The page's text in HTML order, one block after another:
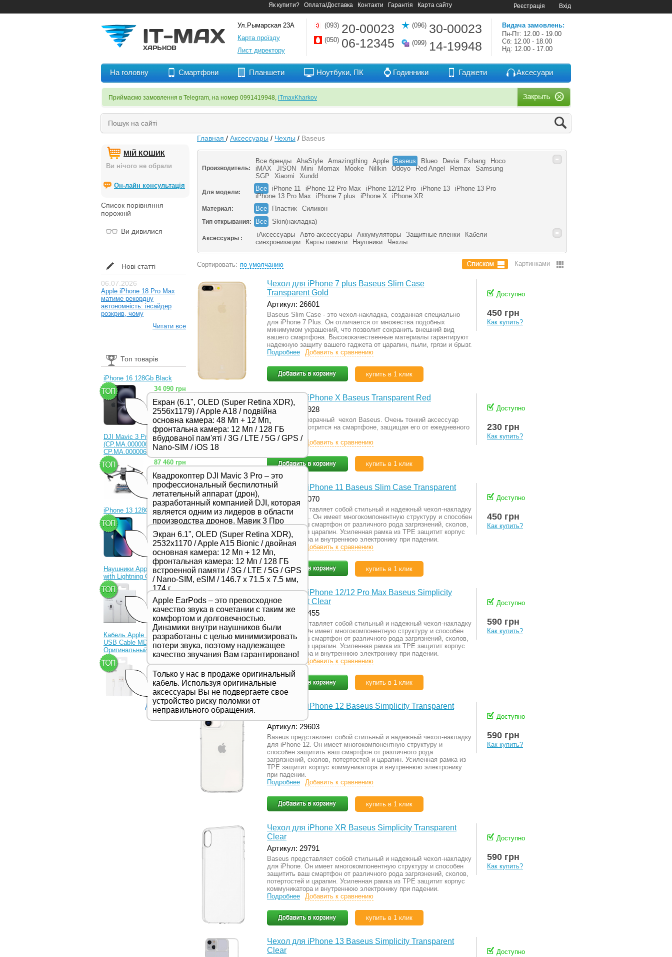
Як купити? Оплата/Доставка Контакти Гарантія Карта сайту Реєстрація Вхід
Ул.Рымарская 23А
Карта проїзду
Лист директору
(093) 20-00023
(050) 06-12345
(096) 30-00023
(099) 14-19948
Видача замовлень:
Пн-Пт: 12.00 - 19.00
Сб: 12.00 - 18.00
Нд: 12.00 - 17.00
На головну Смартфони Планшети Ноутбуки, ПК Годинники Гаджети Аксесуари
Приймаємо замовлення в Telegram, на номер 0991419948, iTmaxKharkov
МІЙ КОШИК
Ви нічого не обрали
Он-лайн консультація
Список порівняння
порожній
Ви дивилися
Нові статті
06.07.2026
Apple iPhone 18 Pro Max
матиме рекордну
автономність: інсайдер
розкрив, чому
Читати все
Топ товарів
iPhone 16 128Gb Black
Екран (6.1", OLED (Super Retina XDR),
2556x1179) / Apple A18 / подвійна
основна камера: 48 Мп + 12 Мп,
фронтальна камера: 12 Мп / 128 ГБ
вбудованої пам'яті / 3G / LTE / 5G / GPS /
Nano-SIM / iOS 18
34 090 грн
DJI Mavic 3 Pro (RC)
(CP.MA.00000654.01,
CP.MA.00000656.01)
Квадрокоптер DJI Mavic 3 Pro – это
профессиональный беспилотный
летательный аппарат (дрон),
разработанный компанией DJI, которая
является одним из лидеров в области
производства дронов. Мавик 3 Про
представляет собой новейшую модель
в серии Mavic и отличается высоким
качеством съемки, продвинутыми
функциями и улучшенной
производительностью,
предназначенной для
профессиональных фотографов и
видеооператоров.
87 460 грн
iPhone 13 128Gb Blue
Экран 6.1", OLED (Super Retina XDR),
2532x1170 / Apple A15 Bionic / двойная
основная камера: 12 Мп + 12 Мп,
фронтальная камера: 12 Мп / 128 ГБ
встроенной памяти / 3G / LTE / 5G / GPS
/ Nano-SIM, eSIM / 146.7 х 71.5 х 7.5 мм,
174 г
23 330 грн
Наушники Apple EarPods
with Lightning Connector
Apple EarPods – это превосходное
качество звука в сочетании с таким же
комфортом и долговечностью.
Динамики внутри наушников были
разработаны с целью минимизировать
потери звука, поэтому надлежащее
качество звучания Вам гарантировано!
1 350 грн
Кабель Apple Lightning to
USB Cable MD818ZM
Оригинальный!
Только у нас в продаже оригинальный
кабель. Используя оригинальные
аксессуары Вы не подвергаете свое
устройство риску поломки от
неправильного обращения.
Дивитись все
Главная / Аксессуары / Чехлы / Baseus
Производитель:
Все бренды AhaStyle Amazingthing Apple Baseus Blueo Devia Fshang
Hoco
iMAX
JISON Mini Momax Mooke Nillkin Odoyo Red Angel Remax
Samsung
SGP
Xiaomi Xundd
Для модели: Все iPhone 11 iPhone 12 Pro Max iPhone 12/12 Pro iPhone 13
iPhone 13 Pro
iPhone 13 Pro Max
iPhone 7 plus iPhone X iPhone XR
Материал: Все Пластик Силикон
Тип открывания: Все Skin(накладка)
Аксессуары : iАксессуары Авто-аксессуары Аккумуляторы Защитные пленки
Кабели
синхронизации
Карты памяти Наушники Чехлы
Сортировать: по умолчанию
Чехол для iPhone 7 plus Baseus Slim Case
Transparent Gold
Артикул: 26601
Baseus Slim Case - это чехол-накладка, созданная специально
для iPhone 7 Plus. Он отличается от множества подобных
минимумом украшений, что позволит сохранить внешний вид
вашего смартфона. Высококачественные материалы гарантируют
надежную защиту вашего гаджета от царапин, пыли, грязи и брызг.
Подробнее
Добавить к сравнению
купить в 1 клик
Доступно
450 грн
Как купить?
Чехол для iPhone X Baseus Transparent Red
Артикул: 26928
Стильный прозрачный чехол Baseus. Очень тонкий аксессуар
прекрасно смотрится на смартфоне, защищая его от ежедневного
износа.
Подробнее
Добавить к сравнению
купить в 1 клик
Доступно
230 грн
Как купить?
Чехол для iPhone 11 Baseus Slim Case Transparent
Артикул: 29070
Baseus представляет собой стильный и надежный чехол-накладку
для iPhone 11. Он имеет многокомпонентную структуру и способен
защитить ваш смартфон от различного рода загрязнений, сколов,
потертостей и царапин. Усиленная рамка из TPE защитит корпус
коммуникатора и внутреннюю электронику при падении.
Подробнее
Добавить к сравнению
купить в 1 клик
Доступно
450 грн
Как купить?
Чехол для iPhone 12/12 Pro Max Baseus Simplicity
Transparent Clear
Артикул: 29455
Baseus представляет собой стильный и надежный чехол-накладку
для iPhone. Он имеет многокомпонентную структуру и способен
защитить ваш смартфон от различного рода загрязнений, сколов,
потертостей и царапин. Усиленная рамка из TPE защитит корпус
коммуникатора и внутреннюю электронику при падении.
Подробнее
Добавить к сравнению
купить в 1 клик
Доступно
590 грн
Как купить?
Чехол для iPhone 12 Baseus Simplicity Transparent
Артикул: 29603
Baseus представляет собой стильный и надежный чехол-накладку
для iPhone 12. Он имеет многокомпонентную структуру и
способен защитить ваш смартфон от различного рода
загрязнений, сколов, потертостей и царапин. Усиленная рамка из
TPE защитит корпус коммуникатора и внутреннюю электронику
при падении.
Подробнее
Добавить к сравнению
купить в 1 клик
Доступно
590 грн
Как купить?
Чехол для iPhone XR Baseus Simplicity Transparent
Clear
Артикул: 29791
Baseus представляет собой стильный и надежный чехол-накладку
для iPhone. Он имеет многокомпонентную структуру и способен
защитить ваш смартфон от различного рода загрязнений, сколов,
потертостей и царапин. Усиленная рамка из TPE защитит корпус
коммуникатора и внутреннюю электронику при падении.
Подробнее
Добавить к сравнению
купить в 1 клик
Доступно
590 грн
Как купить?
Чехол для iPhone 13 Baseus Simplicity Transparent
Clear
Доступно